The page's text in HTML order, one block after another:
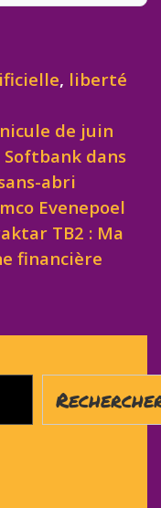
, liberté
de juin
dans
abri
Evenepoel
TB2 : Ma
financière